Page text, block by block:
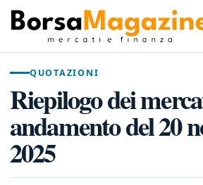
QUOTAZIONI
Riepilogo dei
andamento del 20
2025